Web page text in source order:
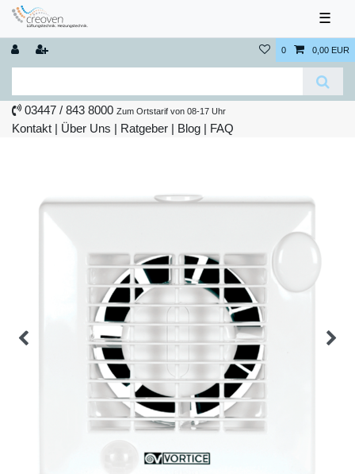
☰
0 0,00 EUR
03447 / 843 8000 Zum Ortstarif von 08-17 Uhr
Kontakt | Über Uns | Ratgeber | Blog | FAQ